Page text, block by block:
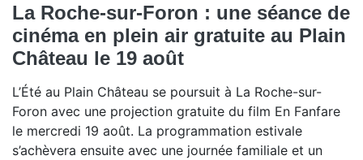
La Roche-sur-Foron : une séance de
cinéma en plein air gratuite au Plain
Château le 19 août
L’Été au Plain Château se poursuit à La Roche-sur-
Foron avec une projection gratuite du film En Fanfare
le mercredi 19 août. La programmation estivale
s’achèvera ensuite avec une journée familiale et un